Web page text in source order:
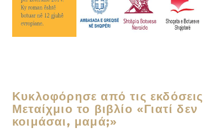
Κυκλοφόρησε από τις εκδόσεις
Μεταίχμιο το βιβλίο «Γιατί δεν
κοιμάσαι, μαμά;»